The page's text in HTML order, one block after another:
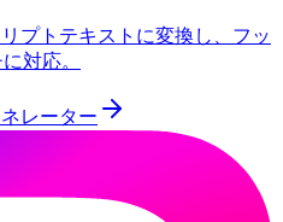
プトテキストに変換し、フッ
対応。
レーター